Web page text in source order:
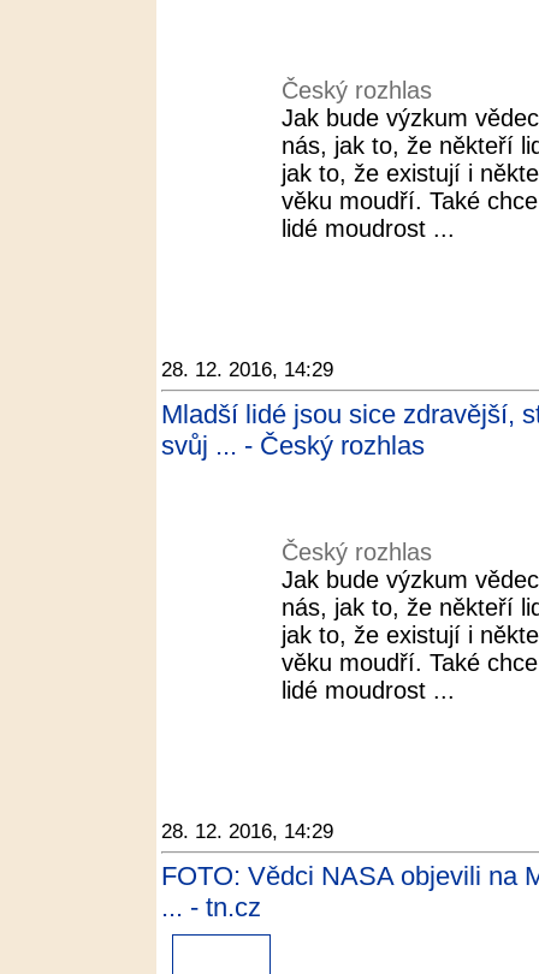
Český rozhlas
Jak bude výzkum
nás, jak to, že někteří
jak to, že existují i
věku moudří. Také
lidé moudrost ...
28. 12. 2016, 14:29
Mladší lidé jsou sice zdravější,
svůj ... - Český rozhlas
Český rozhlas
Jak bude výzkum
nás, jak to, že někteří
jak to, že existují i
věku moudří. Také
lidé moudrost ...
28. 12. 2016, 14:29
FOTO: Vědci NASA objevili na
... - tn.cz